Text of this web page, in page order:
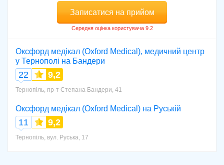
Записатися на прийом
Оксфорд медікал (Oxford Medical), медичний центр
у Тернополі на Бандери
22 9,2
Тернопіль, пр-т Степана Бандери, 41
Оксфорд медікал (Oxford Medical) на Руській
11 9,2
Тернопіль, вул. Руська, 17